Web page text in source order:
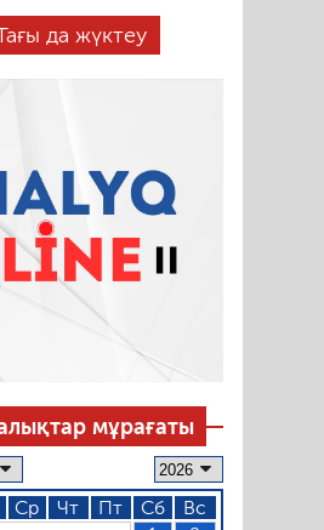
да жүктеу
мұрағаты
Ср Чт Пт Сб
Вс